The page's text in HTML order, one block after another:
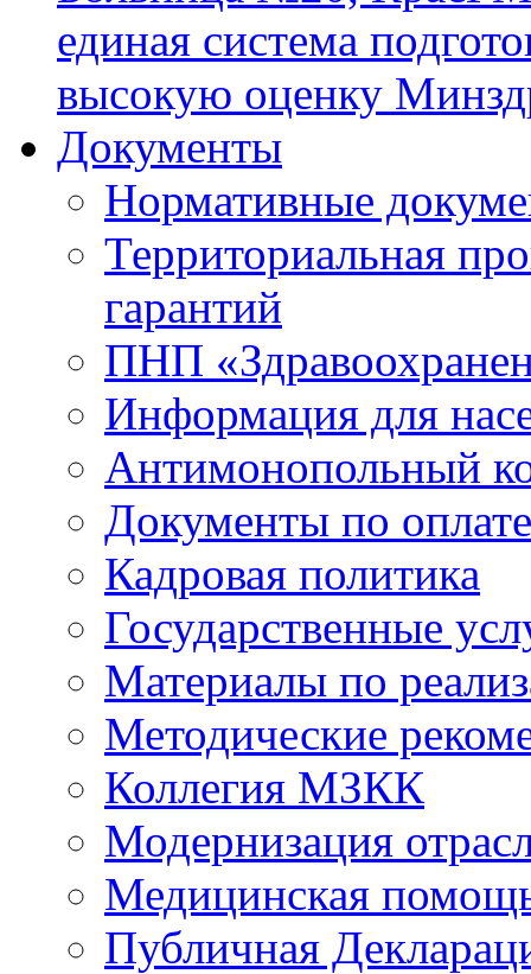
единая система
высокую оценку
Документы
Нормативные
Территориальная
гарантий
ПНП
Информация для
Антимонопольный
Документы по
Кадровая политика
Государственные
Материалы по
Методические
Коллегия МЗКК
Модернизация
Медицинская
Публичная